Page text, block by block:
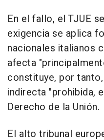
En el fallo, el TJUE
exigencia se aplica
nacionales italianos
afecta
constituye, por
indirecta "prohibida,
Derecho de la Unión.
El alto tribunal